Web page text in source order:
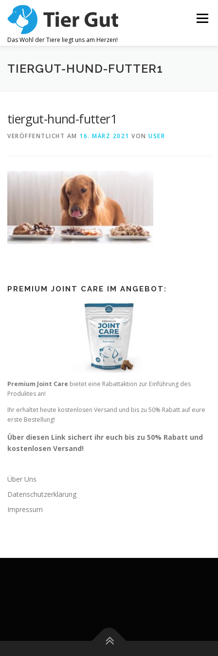
Inhalt
springen
Das Wohl der Tiere liegt uns am Herzen!
Menü
ZAHNPFLEGE GELENKBESCHWERDEN
OHRENPFLEGE
TIERGUT-HUND-FUTTER1
tiergut-hund-futter1
VERÖFFENTLICHT AM 16. MÄRZ 2021 VON USER
PREMIUM JOINT CARE IM ANGEBOT:
Premium Joint Care bietet eine Rabattaktion zur Einführung des
Produktes an!
Ihr erhaltet heute kostenlosen Versand und bis zu 50% Rabatt auf eure
erste Bestellung!
Über diesen Link sichert ihr euch bis zu 50% Rabatt und
kostenlosen Versand!
Über Uns
Datenschutzerklärung
Impressum